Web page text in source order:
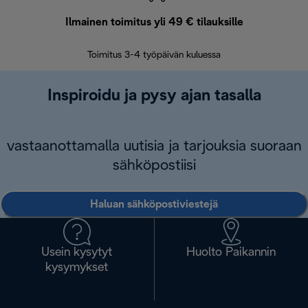
Ilmainen toimitus yli 49 € tilauksille
Toimitus 3-4 työpäivän kuluessa
Inspiroidu ja pysy ajan tasalla
vastaanottamalla uutisia ja tarjouksia suoraan
sähköpostiisi
Haluan sähköpostiviestejä
Usein kysytyt
kysymykset
Huolto Paikannin